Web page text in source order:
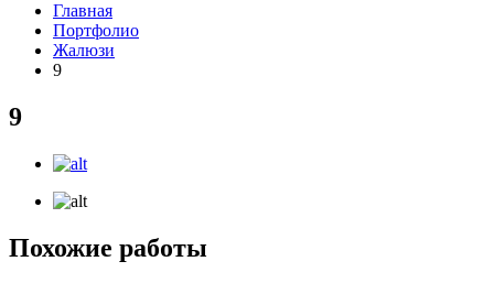
Главная
Портфолио
Жалюзи
9
9
Похожие работы